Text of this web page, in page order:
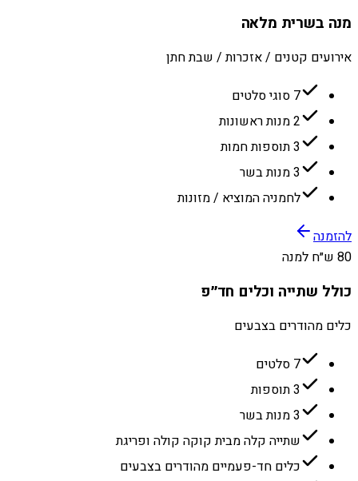
מנה בשרית מלאה
אירועים קטנים / אזכרות / שבת חתן
7 סוגי סלטים
2 מנות ראשונות
3 תוספות חמות
3 מנות בשר
לחמניה המוציא / מזונות
להזמנה
80 ש״ח למנה
כולל שתייה וכלים חד״פ
כלים מהודרים בצבעים
7 סלטים
3 תוספות
3 מנות בשר
שתייה קלה מבית קוקה קולה ופריגת
כלים חד-פעמיים מהודרים בצבעים